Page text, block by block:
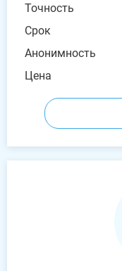
Точность
Срок
Анонимность
Цена